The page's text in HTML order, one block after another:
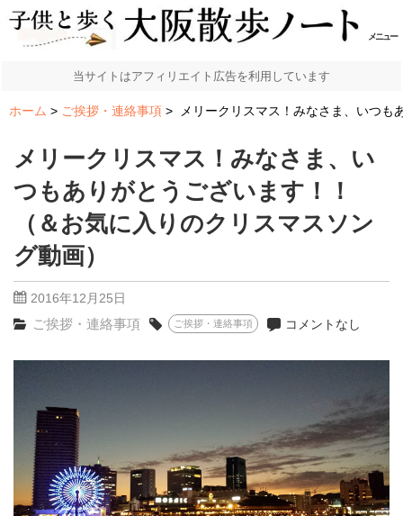
メニュー
当サイトはアフィリエイト広告を利用しています
ホーム ご挨拶・連絡事項 メリークリスマス！みなさま、いつ
メリークリスマス！みなさま、い
つもありがとうございます！！
（＆お気に入りのクリスマスソン
グ動画）
2016年12月25日
ご挨拶・連絡事項 ご挨拶・連絡事項 コメントなし